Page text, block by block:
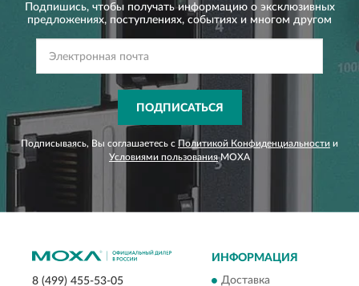
Подпишись, чтобы получать информацию о эксклюзивных
предложениях, поступлениях, событиях и многом другом
ПОДПИСАТЬСЯ
Подписываясь, Вы соглашаетесь с Политикой Конфиденциальности и
Условиями пользованияMOXA
8 (499) 455-53-05
ИНФОРМАЦИЯ
Доставка